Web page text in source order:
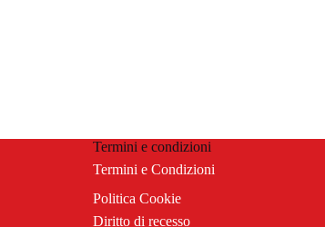
Termini e condizioni
Termini e Condizioni
Politica Cookie
Diritto di recesso